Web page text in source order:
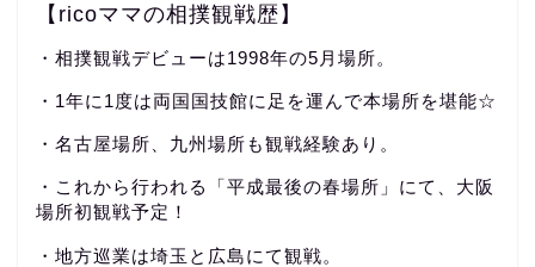
【ricoママの相撲観戦歴】
・相撲観戦デビューは1998年の5月場所。
・1年に1度は両国国技館に足を運んで本場所を堪能☆
・名古屋場所、九州場所も観戦経験あり。
・これから行われる「平成最後の春場所」にて、大阪
場所初観戦予定！
・地方巡業は埼玉と広島にて観戦。